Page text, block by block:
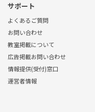
サポート
よくあるご質問
お問い合わせ
教室掲載について
広告掲載お問い合わせ
情報提供(受付)窓口
運営者情報